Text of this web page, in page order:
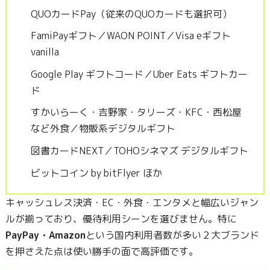
QUOカードPay（従来のQUOカードも選択可）
FamiPayギフト／WAON POINT／Visa eギフト
vanilla
Google Play ギフトコード／Uber Eats ギフトカー
ド
すかいらーく・吉野家・タリーズ・KFC・西松屋
など外食／物販系デジタルギフト
図書カードNEXT／TOHOシネマズ デジタルギフト
ビットコイン by bitFlyer ほか
キャッシュレス決済・EC・外食・エンタメと幅広いジャン
ルが揃っており、優待利用シーンを選びません。特に
PayPay・Amazonという国内利用者数が多い２大ブランド
を押さえた点は使い勝手の面で高評価です。